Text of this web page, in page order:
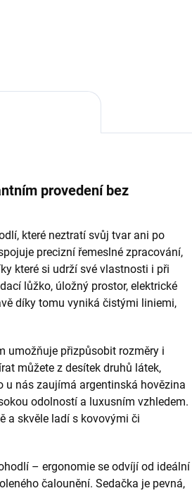
provedení bez
které neztratí svůj tvar ani po
precizní řemeslné zpracování,
které si udrží své vlastnosti i při
lůžko, úložný prostor, elektrické
díky tomu vyniká čistými liniemi,
umožňuje přizpůsobit rozměry i
můžete z desítek druhů látek,
nás zaujímá argentinská hovězina
odolností a luxusním vzhledem.
a skvěle ladí s kovovými či
– ergonomie se odvíjí od ideální
čalounění. Sedačka je pevná,